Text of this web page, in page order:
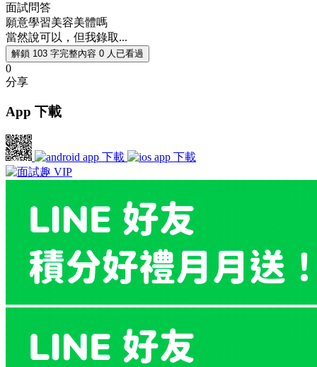
面試問答
願意學習美容美體嗎
當然說可以，但我錄取...
解鎖 103 字完整內容 0 人已看過
0
分享
App 下載